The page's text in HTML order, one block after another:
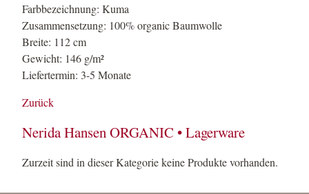
Farbbezeichnung: Kuma
Zusammensetzung: 100% organic Baumwolle
Breite: 112 cm
Gewicht: 146 g/m²
Liefertermin: 3-5 Monate
Zurück
Nerida Hansen ORGANIC • Lagerware
Zurzeit sind in dieser Kategorie keine Produkte vorhanden.